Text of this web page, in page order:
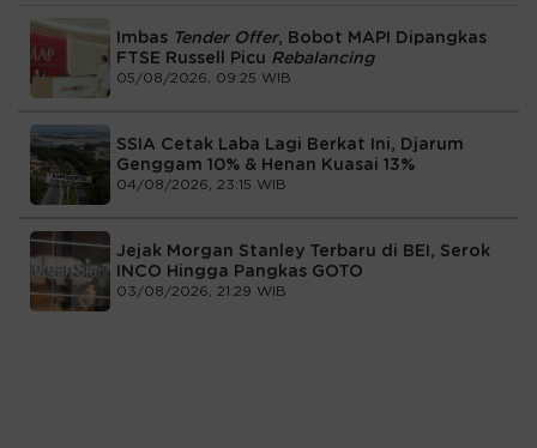
Imbas Tender Offer, Bobot MAPI Dipangkas
FTSE Russell Picu Rebalancing
05/08/2026, 09:25 WIB
SSIA Cetak Laba Lagi Berkat Ini, Djarum
Genggam 10% & Henan Kuasai 13%
04/08/2026, 23:15 WIB
Jejak Morgan Stanley Terbaru di BEI, Serok
INCO Hingga Pangkas GOTO
03/08/2026, 21:29 WIB